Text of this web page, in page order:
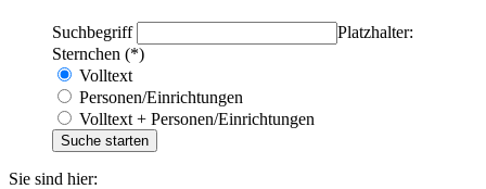
Suchbegriff
Platzhalter:
Sternchen (*)
Volltext
Personen/Einrichtungen
Volltext + Personen/Einrichtungen
Sie sind hier: